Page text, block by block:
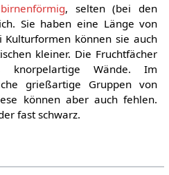
birnenförmig, selten (bei den
Sie haben eine Länge von
können sie auch
kleiner. Die Fruchtfächer
knorpelartige Wände. Im
grießartige Gruppen von
können aber auch fehlen.
fast schwarz.